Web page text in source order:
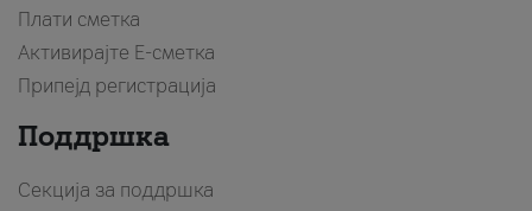
Плати сметка
Активирајте Е-сметка
Припејд регистрација
Поддршка
Секција за поддршка